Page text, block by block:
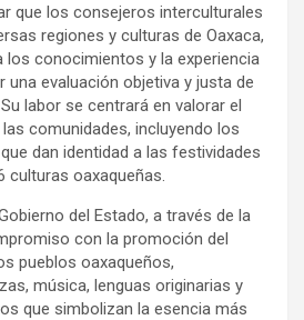
que los consejeros interculturales
regiones y culturas de Oaxaca,
los conocimientos y la experiencia
una evaluación objetiva y justa de
labor se centrará en valorar el
comunidades, incluyendo los
dan identidad a las festividades
culturas oaxaqueñas.
del Estado, a través de la
con la promoción del
pueblos oaxaqueños,
música, lenguas originarias y
que simbolizan la esencia más